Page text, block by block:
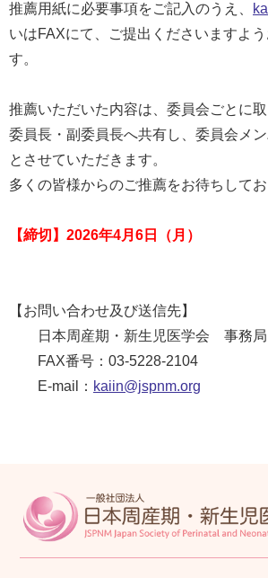
推薦用紙に必要事項をご記入のうえ、
いはFAXにて、ご提出くださいますよ
す。
推薦いただいた内容は、委員会ごとに
委員長・副委員長へ共有し、委員会メ
とさせていただきます。
多くの皆様からのご推薦をお待ちしてお
【締切】2026年4月6日（月）
【お問い合わせ及び送信先】
日本周産期・新生児医学会 事務局
FAX番号：03-5228-2104
E-mail： kaiin@jspnm.org